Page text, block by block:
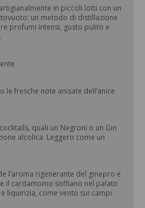
in piccoli lotti con un
un metodo di distillazione
profumi intensi, gusto pulito e
le fresche note anisate dell’anice
quali un Negroni o un Gin
alcolica. Leggero come un
l’aroma rigenerante del ginepro e
il cardamomo soffiano nel palato
liquirizia, come vento sui campi